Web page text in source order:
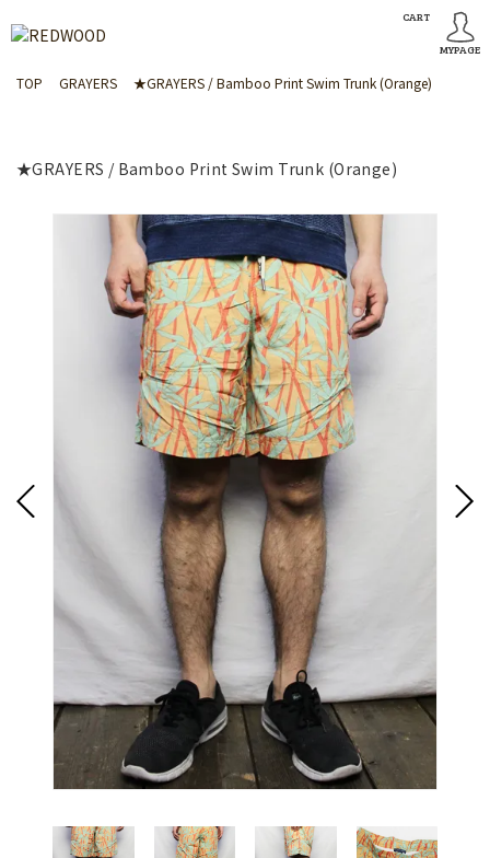
CART
MYPAGE
TOP GRAYERS ★GRAYERS / Bamboo Print Swim Trunk (Orange)
★GRAYERS / Bamboo Print Swim Trunk (Orange)